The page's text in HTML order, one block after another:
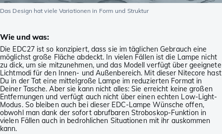
Das Design hat viele Variationen in Form und Struktur
Wie und was:
Die EDC27 ist so konzipiert, dass sie im täglichen Gebrauch eine
möglichst große Fläche abdeckt. In vielen Fällen ist die Lampe nicht
zu dick, um sie mitzunehmen, und das Modell verfügt über geeignete
Lichtmodi für den Innen- und Außenbereich. Mit dieser Nitecore hast
Du in der Tat eine mittelgroße Lampe im reduzierten Format in
Deiner Tasche. Aber sie kann nicht alles: Sie erreicht keine großen
Entfernungen und verfügt auch nicht über einen echten Low-Light-
Modus. So bleiben auch bei dieser EDC-Lampe Wünsche offen,
obwohl man dank der sofort abrufbaren Stroboskop-Funktion in
vielen Fällen auch in bedrohlichen Situationen mit ihr auskommen
kann.